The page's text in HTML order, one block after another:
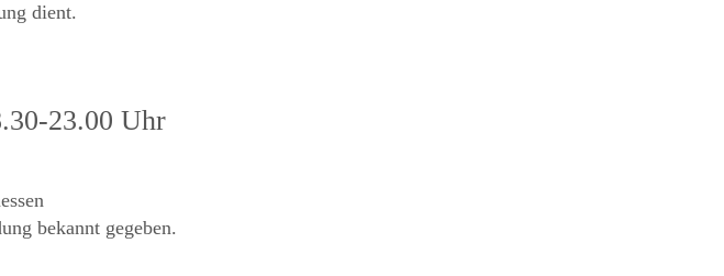
dient.
.30-23.00 Uhr
bekannt gegeben.